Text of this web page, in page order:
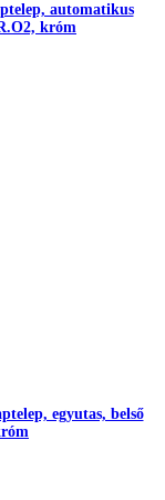
automatikus
króm
egyutas, belső